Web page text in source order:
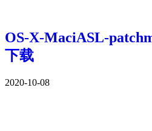
OS-X-MaciASL-
下载
2020-10-08